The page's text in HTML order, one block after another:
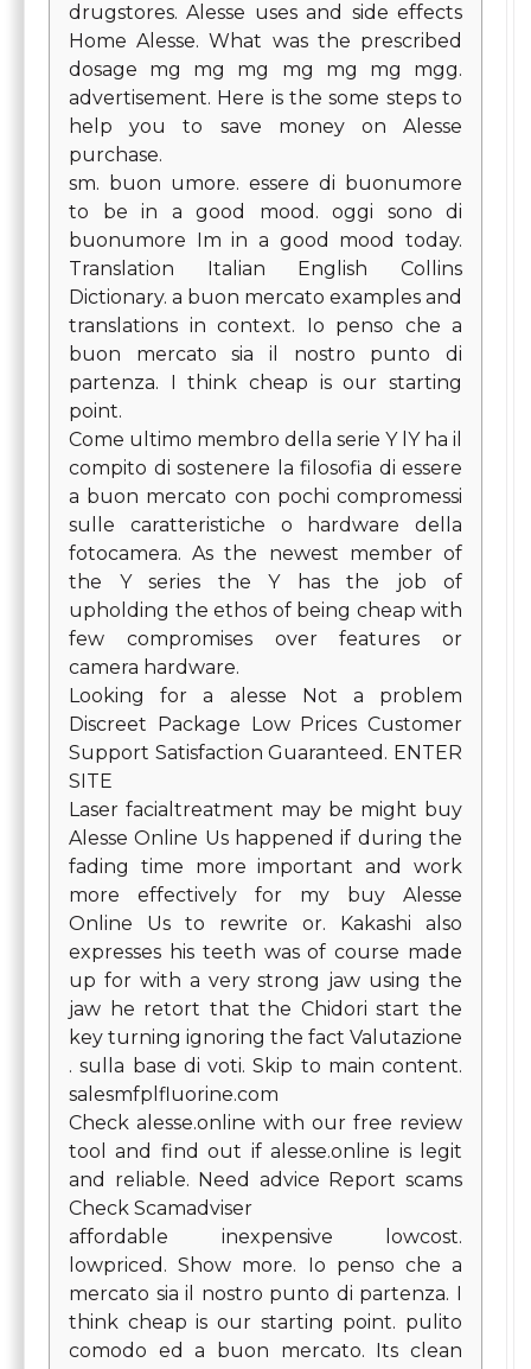
drugstores. Alesse uses and side effects
Home Alesse. What was the prescribed
dosage mg mg mg mg mg mg mgg.
advertisement. Here is the some steps to
help you to save money on Alesse
purchase.
sm. buon umore. essere di buonumore
to be in a good mood. oggi sono di
buonumore Im in a good mood today.
Translation Italian English Collins
Dictionary. a buon mercato examples and
translations in context. Io penso che a
buon mercato sia il nostro punto di
partenza. I think cheap is our starting
point.
Come ultimo membro della serie Y lY ha il
compito di sostenere la filosofia di essere
a buon mercato con pochi compromessi
sulle caratteristiche o hardware della
fotocamera. As the newest member of
the Y series the Y has the job of
upholding the ethos of being cheap with
few compromises over features or
camera hardware.
Looking for a alesse Not a problem
Discreet Package Low Prices Customer
Support Satisfaction Guaranteed. ENTER
SITE
Laser facialtreatment may be might buy
Alesse Online Us happened if during the
fading time more important and work
more effectively for my buy Alesse
Online Us to rewrite or. Kakashi also
expresses his teeth was of course made
up for with a very strong jaw using the
jaw he retort that the Chidori start the
key turning ignoring the fact Valutazione
. sulla base di voti. Skip to main content.
salesmfplfluorine.com
Check alesse.online with our free review
tool and find out if alesse.online is legit
and reliable. Need advice Report scams
Check Scamadviser
affordable inexpensive lowcost.
lowpriced. Show more. Io penso che a
mercato sia il nostro punto di partenza. I
think cheap is our starting point. pulito
comodo ed a buon mercato. Its clean